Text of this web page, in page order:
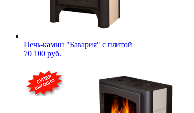
Печь-камин "Бавария" с плитой
70 100 руб.